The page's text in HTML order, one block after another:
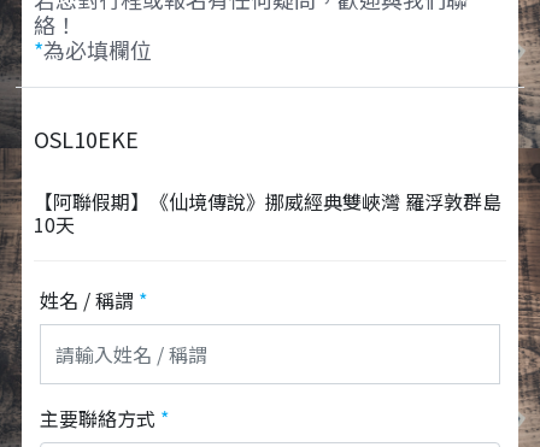
絡！
*為必填欄位
OSL10EKE
【阿聯假期】《仙境傳說》挪威經典雙峽灣 羅浮敦群島
10天
姓名 / 稱謂 *
主要聯絡方式 *